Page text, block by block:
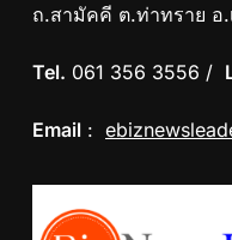
ถ.สามัคคี ต.ท่าทราย อ.
Tel. 061 356 3556 /
Email :